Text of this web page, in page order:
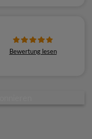
Bewertung lesen